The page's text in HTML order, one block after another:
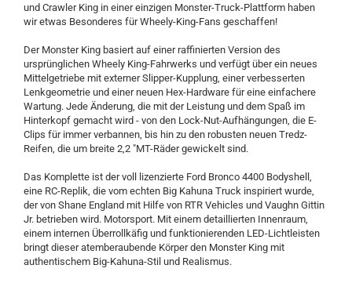
und Crawler King in einer einzigen Monster-Truck-Plattform haben
wir etwas Besonderes für Wheely-King-Fans geschaffen!
Der Monster King basiert auf einer raffinierten Version des
ursprünglichen Wheely King-Fahrwerks und verfügt über ein neues
Mittelgetriebe mit externer Slipper-Kupplung, einer verbesserten
Lenkgeometrie und einer neuen Hex-Hardware für eine einfachere
Wartung. Jede Änderung, die mit der Leistung und dem Spaß im
Hinterkopf gemacht wird - von den Lock-Nut-Aufhängungen, die E-
Clips für immer verbannen, bis hin zu den robusten neuen Tredz-
Reifen, die um breite 2,2 "MT-Räder gewickelt sind.
Das Komplette ist der voll lizenzierte Ford Bronco 4400 Bodyshell,
eine RC-Replik, die vom echten Big Kahuna Truck inspiriert wurde,
der von Shane England mit Hilfe von RTR Vehicles und Vaughn Gittin
Jr. betrieben wird. Motorsport. Mit einem detaillierten Innenraum,
einem internen Überrollkäfig und funktionierenden LED-Lichtleisten
bringt dieser atemberaubende Körper den Monster King mit
authentischem Big-Kahuna-Stil und Realismus.